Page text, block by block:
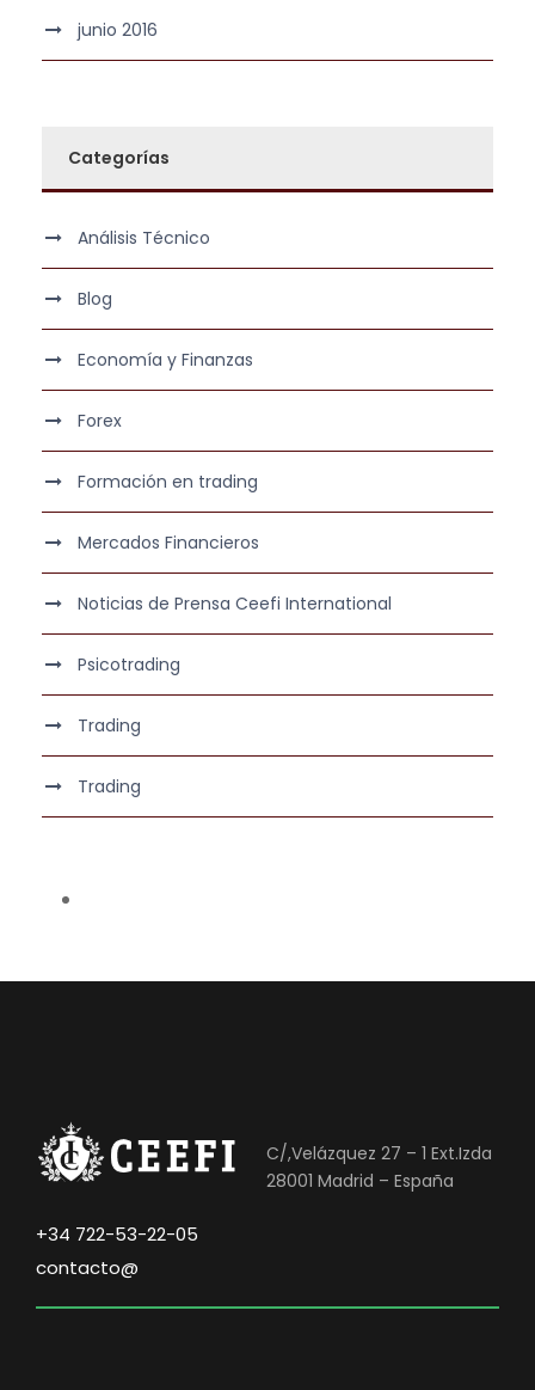
junio 2016
Categorías
Análisis Técnico
Blog
Economía y Finanzas
Forex
Formación en trading
Mercados Financieros
Noticias de Prensa Ceefi International
Psicotrading
Trading
Trading
C/,Velázquez 27 – 1 Ext.Izda
28001 Madrid – España
+34 722-53-22-05
contacto@